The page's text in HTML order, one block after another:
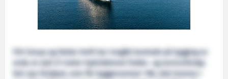
FSV Group og Sletta Verft har inngått kontrakt på bygging av
enda et nytt 27 meter hybriddrevet frakte- og servicefartøy.
Det nye fartøyet, som får byggenummer 198, skal leveres i